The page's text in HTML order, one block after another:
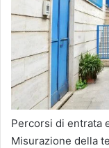
Percorsi di entrata
Misurazione della